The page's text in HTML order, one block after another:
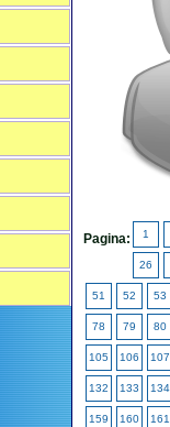
Pagina: 1
26
51 52 53
78 79 80
105 106 107
132 133 134
159 160 161